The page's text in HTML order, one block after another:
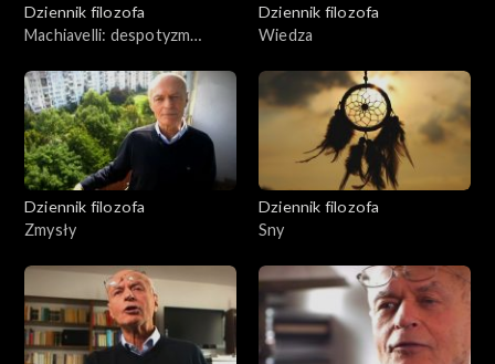
Dziennik filozofa
Machiavelli: despotyzm
Dziennik filozofa
Wiedza
Dziennik filozofa
Zmysły
Dziennik filozofa
Sny